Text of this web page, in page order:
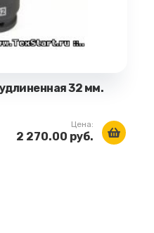
удлиненная 32 мм.
Цена:
2 270.00 руб.